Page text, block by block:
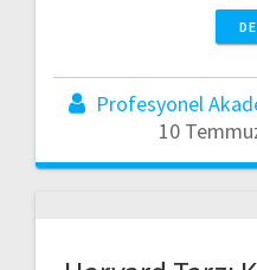
Profesyonel
10